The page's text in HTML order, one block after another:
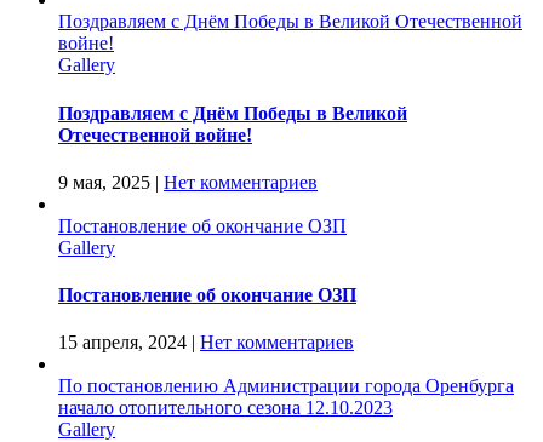
Поздравляем с Днём Победы в Великой Отечественной
войне!
Gallery
Поздравляем с Днём Победы в Великой
Отечественной войне!
9 мая, 2025 | Нет комментариев
Постановление об окончание ОЗП
Gallery
Постановление об окончание ОЗП
15 апреля, 2024 Нет комментариев
По постановлению Администрации города Оренбурга
начало отопительного сезона 12.10.2023
Gallery